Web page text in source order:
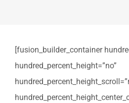
[fusion_builder_container
hundred_percent_height=”no”